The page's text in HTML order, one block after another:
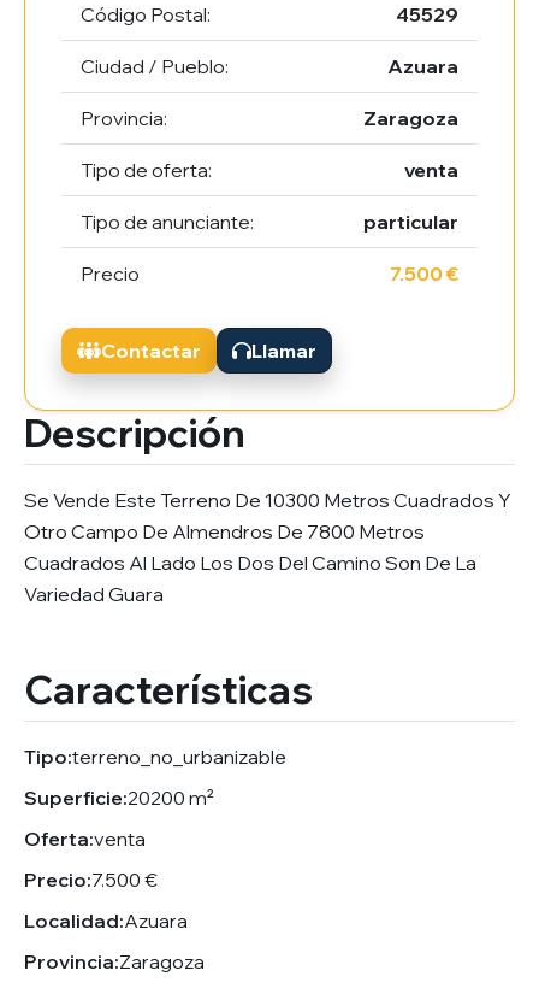
Descripción
Se Vende Este Terreno De 10300 Metros Cuadrados Y
Otro Campo De Almendros De 7800 Metros
Cuadrados Al Lado Los Dos Del Camino Son De La
Variedad Guara
Características
Tipo:terreno_no_urbanizable
Superficie:20200 m²
Oferta:venta
Precio:7.500 €
Localidad:Azuara
Provincia:Zaragoza
Código Postal: 45529
Ciudad / Pueblo: Azuara
Provincia: Zaragoza
Tipo de oferta: venta
Tipo de anunciante: particular
Precio 7.500 €
Contactar Llamar